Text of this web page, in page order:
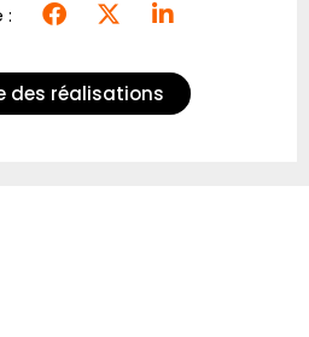
:
des réalisations